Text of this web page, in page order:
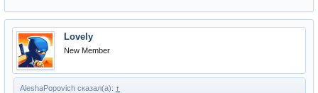
Lovely
New Member
AleshaPopovich сказал(а): ↑